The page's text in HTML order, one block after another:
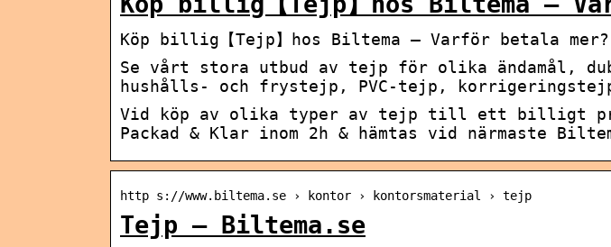
Köp billig【Tejp】hos Biltema – Varför betala
Se vårt stora utbud av tejp för olika ändamål,
hushålls- och frystejp, PVC-tejp,
Vid köp av olika typer av tejp till ett billigt
Packad & Klar inom 2h & hämtas vid närmaste
http s://www.biltema.se › kontor › kontorsmaterial › tejp
Tejp – Biltema.se